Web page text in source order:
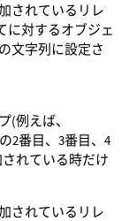
されているリレ
に対するオブジェ
文字列に設定さ
(例えば、
2番目、3番目、4
れている時だけ
されているリレ